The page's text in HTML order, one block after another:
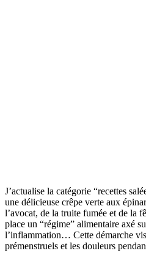
J’actualise la catégorie “recettes
une délicieuse crêpe verte aux
l’avocat, de la truite fumée et de la
place un “régime” alimentaire axé
l’inflammation… Cette démarche
prémenstruels et les douleurs